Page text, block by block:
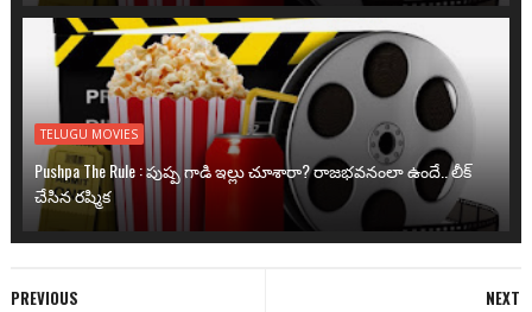
TELUGU MOVIES
Pushpa The Rule : పుష్ప గాడి ఇల్లు చూశారా? రాజభవనంలా ఉందే.. లీక్
చేసిన రష్మిక
NEXT
PREVIOUS